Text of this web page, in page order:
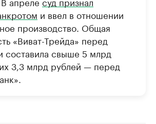
и ввел в отношении
производство. Общая
«Виват-Трейда» перед
составила свыше 5 млрд
3,3 млрд рублей — перед